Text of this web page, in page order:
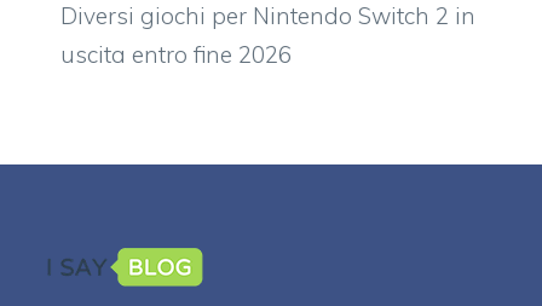
Diversi giochi per Nintendo Switch 2 in
uscita entro fine 2026